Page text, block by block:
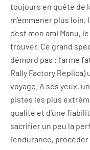
toujours en quête de
m’emmener plus
c’est mon ami Manu,
trouver. Ce grand
démord pas : l’arme
Rally Factory
voyage. A ses yeux,
pistes les plus
qualité et d’une
sacrifier un peu la
l’endurance,